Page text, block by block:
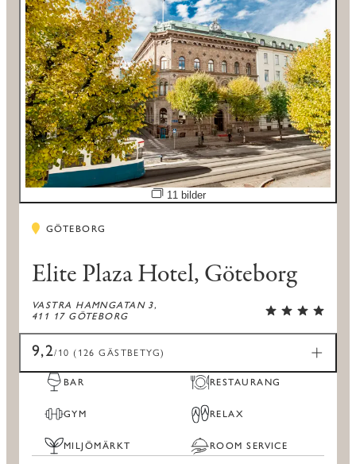
Öppna bildspel
11 bilder
GÖTEBORG
Elite Plaza Hotel, Göteborg
VASTRA HAMNGATAN 3,
411 17 GÖTEBORG
9,2/10 (126 GÄSTBETYG)
BAR RESTAURANG
GYM RELAX
MILJÖMÄRKT ROOM SERVICE